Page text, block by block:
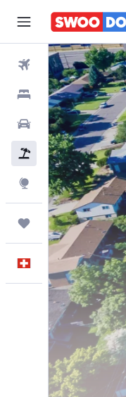
Flüge
Hotels
Mietwagen
FERIEN
Explore
Trips
Deutsch